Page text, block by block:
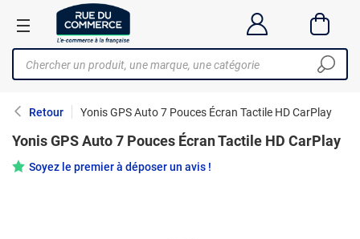
Retour Yonis GPS Auto 7 Pouces Écran Tactile HD CarPlay
Yonis GPS Auto 7 Pouces Écran Tactile HD CarPlay
Soyez le premier à déposer un avis !